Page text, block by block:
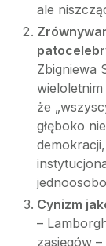
ale
Zbigniewa
że
głęboko
Cynizm
–
zasięgów